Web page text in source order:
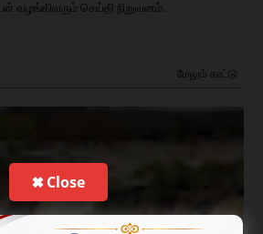
வழங்கிவரும் செய்தி நிறுவனம்.
மேலும் காட்டு
✖ Close